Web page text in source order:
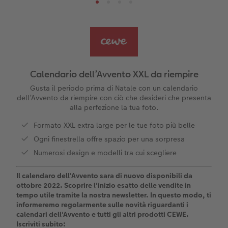
Custodia personalizzata
FOTOLIBRO CEWE Kids
Copertina in pelle e lino
Primi passi
Esempi di clienti
Storie dei clienti
Nature Prints
Set di foto
Foto adesivi
Foto istantanee
Accessori
Poster con mappa
hexxas
Plexiglas
Poster in alluminio
Poster Gallery
Poster su forex
Altre occasioni
Foto biglietti
Cartoline postali
Cartoline singole con spedizione diretta
Animali domestici
Faber-Castell
Stampe artistiche
Idee regalo
Buono regalo CEWE
Cover in silicone
Cover in pelle
Cover in legno
Cover cellulare con tracolla
Calendari da parete con design
Calendario da parete A4 Panoramico
Calendario da parete A3
Calendario da tavolo quadrato
Cartoline fotografiche istantanee
Collage di foto istantanee
Foto mosaico istantanee
Fototessere biometriche
per il compleanno
Regali d’addio
Fotoregali per Pasqua
per gli sposi
Matrimonio
Concorsi fotografici
Storie dei clienti
Calendario dell’Avvento XXL da riempire
Gusta il periodo prima di Natale con un calendario
dell’Avvento da riempire con ciò che desideri che presenta
alla perfezione la tua foto.
Formato XXL extra large per le tue foto più belle
Ogni finestrella offre spazio per una sorpresa
Numerosi design e modelli tra cui scegliere
Il calendaro dell'Avvento sara di nuovo disponibili da
ottobre 2022. Scoprire l'inizio esatto delle vendite in
tempo utile tramite la nostra newsletter. In questo modo, ti
informeremo regolarmente sulle novità riguardanti i
calendari dell'Avvento e tutti gli altri prodotti CEWE.
Iscriviti subito: